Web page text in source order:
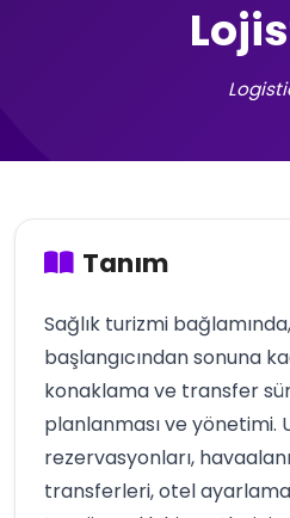
Tanım
Sağlık turizmi
başlangıcından sonuna
konaklama ve transfer
planlanması ve yönetimi.
rezervasyonları,
transferleri, otel